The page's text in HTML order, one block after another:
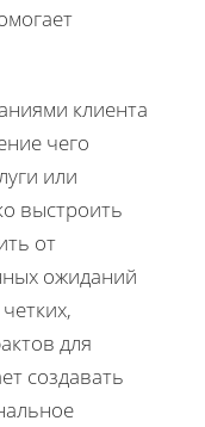
клиента
чего
или
выстроить
от
ожиданий
для
создавать